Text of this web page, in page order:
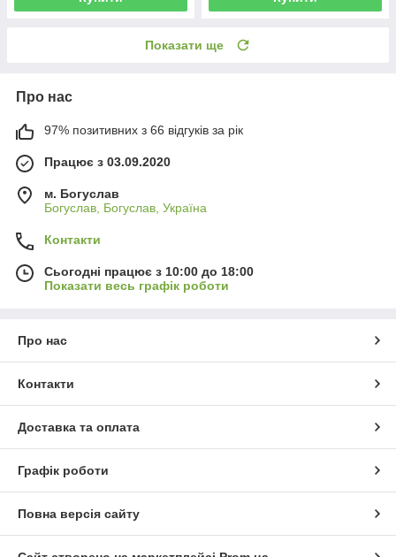
Показати ще
Про нас
97% позитивних з 66 відгуків за рік
Працює з 03.09.2020
м. Богуслав
Богуслав, Богуслав, Україна
Контакти
Сьогодні працює з 10:00 до 18:00
Показати весь графік роботи
Про нас
Контакти
Доставка та оплата
Графік роботи
Повна версія сайту